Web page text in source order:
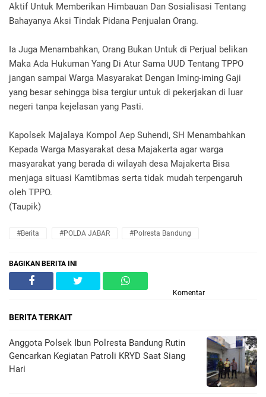
Aktif Untuk Memberikan Himbauan Dan Sosialisasi Tentang
Bahayanya Aksi Tindak Pidana Penjualan Orang.
Ia Juga Menambahkan, Orang Bukan Untuk di Perjual belikan
Maka Ada Hukuman Yang Di Atur Sama UUD Tentang TPPO
jangan sampai Warga Masyarakat Dengan Iming-iming Gaji
yang besar sehingga bisa tergiur untuk di pekerjakan di luar
negeri tanpa kejelasan yang Pasti.
Kapolsek Majalaya Kompol Aep Suhendi, SH Menambahkan
Kepada Warga Masyarakat desa Majakerta agar warga
masyarakat yang berada di wilayah desa Majakerta Bisa
menjaga situasi Kamtibmas serta tidak mudah terpengaruh
oleh TPPO.
(Taupik)
#Berita #POLDA JABAR #Polresta Bandung
BAGIKAN BERITA INI
Komentar
BERITA TERKAIT
Anggota Polsek Ibun Polresta Bandung Rutin
Gencarkan Kegiatan Patroli KRYD Saat Siang
Hari